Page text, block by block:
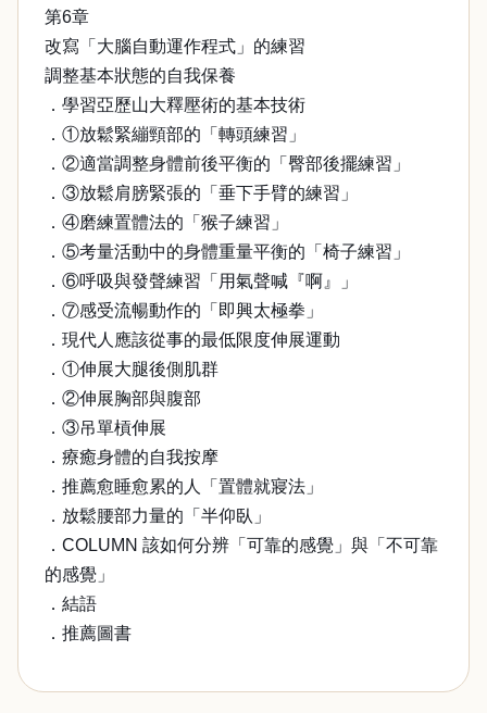
第6章
改寫「大腦自動運作程式」的練習
調整基本狀態的自我保養
．學習亞歷山大釋壓術的基本技術
．①放鬆緊繃頸部的「轉頭練習」
．②適當調整身體前後平衡的「臀部後擺練習」
．③放鬆肩膀緊張的「垂下手臂的練習」
．④磨練置體法的「猴子練習」
．⑤考量活動中的身體重量平衡的「椅子練習」
．⑥呼吸與發聲練習「用氣聲喊『啊』」
．⑦感受流暢動作的「即興太極拳」
．現代人應該從事的最低限度伸展運動
．①伸展大腿後側肌群
．②伸展胸部與腹部
．③吊單槓伸展
．療癒身體的自我按摩
．推薦愈睡愈累的人「置體就寢法」
．放鬆腰部力量的「半仰臥」
．COLUMN 該如何分辨「可靠的感覺」與「不可靠
的感覺」
．結語
．推薦圖書